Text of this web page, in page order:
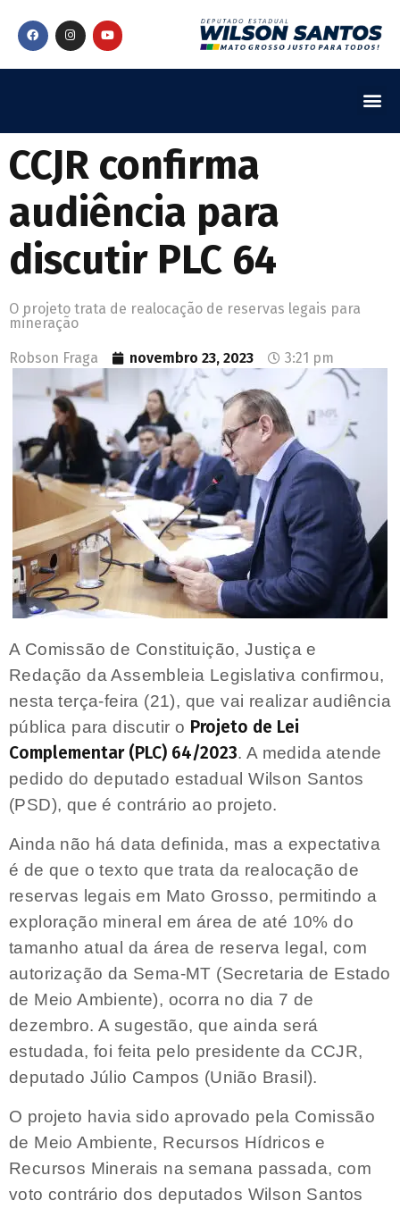
CCJR confirma
audiência para
discutir PLC 64
O projeto trata de realocação de reservas legais para
mineração
Robson Fraga novembro 23, 2023 3:21 pm
A Comissão de Constituição, Justiça e
Redação da Assembleia Legislativa confirmou,
nesta terça-feira (21), que vai realizar audiência
pública para discutir o Projeto de Lei
Complementar (PLC) 64/2023. A medida atende
pedido do deputado estadual Wilson Santos
(PSD), que é contrário ao projeto.
Ainda não há data definida, mas a expectativa
é de que o texto que trata da realocação de
reservas legais em Mato Grosso, permitindo a
exploração mineral em área de até 10% do
tamanho atual da área de reserva legal, com
autorização da Sema-MT (Secretaria de Estado
de Meio Ambiente), ocorra no dia 7 de
dezembro. A sugestão, que ainda será
estudada, foi feita pelo presidente da CCJR,
deputado Júlio Campos (União Brasil).
O projeto havia sido aprovado pela Comissão
de Meio Ambiente, Recursos Hídricos e
Recursos Minerais na semana passada, com
voto contrário dos deputados Wilson Santos